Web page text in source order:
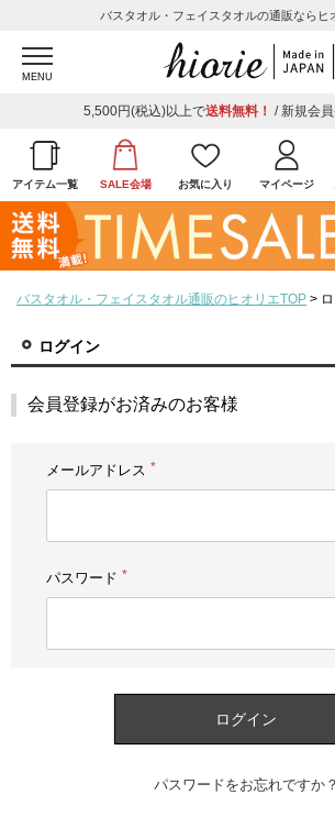
バスタオル・フェイスタオルの通販ならヒ
MENU
5,500円(税込)以上で送料無料！ / 新規会
アイテム一覧 SALE会場 お気に入り マイページ
バスタオル・フェイスタオル通販のヒオリエTOP
ログイン
会員登録がお済みのお客様
メールアドレス
パスワード
ログイン
パスワードをお忘れですか？